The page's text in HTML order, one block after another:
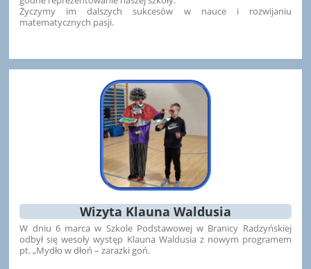
Życzymy im dalszych sukcesów w nauce i rozwijaniu
matematycznych pasji.
Wizyta Klauna Waldusia
W dniu 6 marca w Szkole Podstawowej w Branicy Radzyńskiej
odbył się wesoły występ Klauna Waldusia z nowym programem
pt. „Mydło w dłoń – zarazki goń.